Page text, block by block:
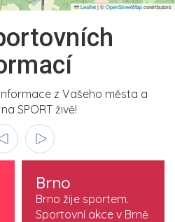
Leaflet|©OpenStreetMapcontributors
z Vašeho města a
SPORT živě!
Brno
Brno žije sportem.
Sportovní akce v Brně